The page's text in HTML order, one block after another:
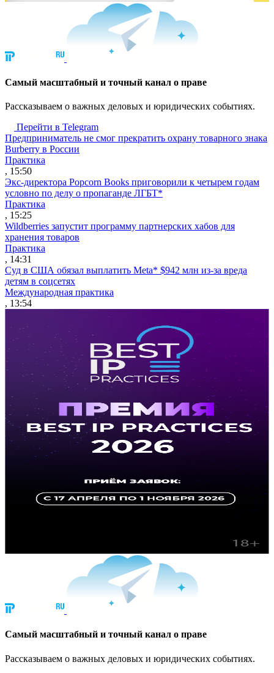
Cамый масштабный и точный канал о праве
Рассказываем о важных деловых и юридических событиях.
Перейти в Telegram
Предприниматель не смог прекратить охрану товарного знака
Burberry в России
Практика
, 15:50
Экс-директора Popcorn Books приговорили к четырем годам
условно по делу о пропаганде ЛГБТ*
Практика
, 15:25
Wildberries запустит программу партнерских хабов для
хранения товаров
Практика
, 14:31
Суд в США обязал выплатить Meta* $942 млн из-за вреда
детям в соцсетях
Международная практика
, 13:54
Cамый масштабный и точный канал о праве
Рассказываем о важных деловых и юридических событиях.